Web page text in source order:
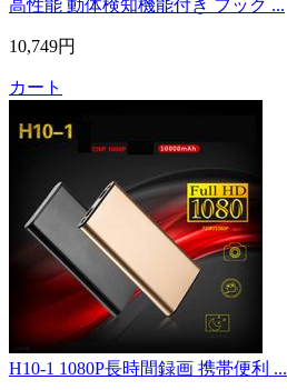
高性能 動体検知機能付き フック ...
10,749円
カート
H10-1 1080P長時間録画 携帯便利 ...